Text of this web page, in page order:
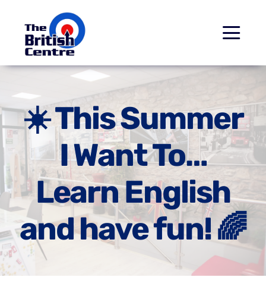
contenido
Inicio
Cursos
Examenes Cambridge
Conócenos
Contacto
Paseo Virtual
☀️ This Summer
I Want To…
Learn English
and have fun! 🌈